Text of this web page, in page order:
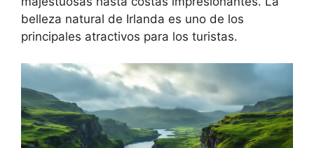
belleza natural de Irlanda es uno de los
principales atractivos para los turistas.